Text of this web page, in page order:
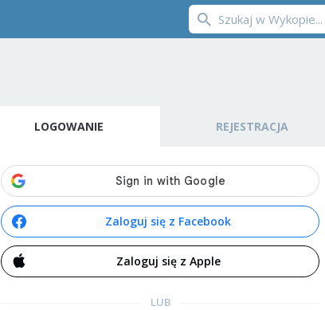
LOGOWANIE REJESTRACJA
Zaloguj się z Facebook
Zaloguj się z Apple
LUB